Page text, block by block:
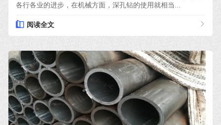
各行各业的进步，在机械方面，深孔钻的使用就相当...
阅读全文